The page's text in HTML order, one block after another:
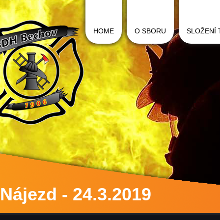
HOME O SBORU SLOŽENÍ
Nájezd - 24.3.2019